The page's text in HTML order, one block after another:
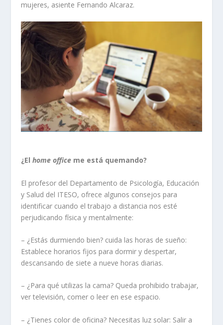
mujeres, asiente Fernando Alcaraz.
¿Elhome office me está quemando?
El profesor del Departamento de Psicología, Educación
y Salud del ITESO, ofrece algunos consejos para
identificar cuando el trabajo a distancia nos esté
perjudicando física y mentalmente:
– ¿Estás durmiendo bien? cuida las horas de sueño:
Establece horarios fijos para dormir y despertar,
descansando de siete a nueve horas diarias.
– ¿Para qué utilizas la cama? Queda prohibido trabajar,
ver televisión, comer o leer en ese espacio.
– ¿Tienes color de oficina? Necesitas luz solar: Salir a